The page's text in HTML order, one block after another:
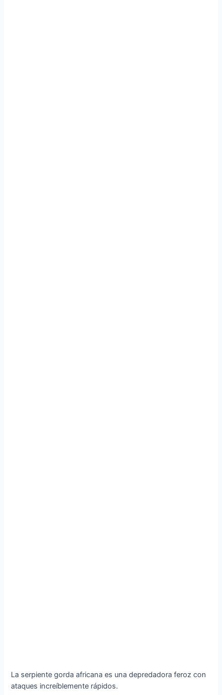
La serpiente gorda africana es una depredadora feroz con
ataques increíblemente rápidos.